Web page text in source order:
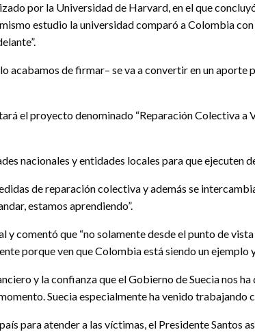
por la Universidad de Harvard, en el que
estudio la universidad comparó a Colombia
acabamos de firmar– se va a convertir en un
el proyecto denominado “Reparación Colectiva
nacionales y entidades locales para que ejecuten
de reparación colectiva y además se
estamos aprendiendo”.
comentó que “no solamente desde el punto de
porque ven que Colombia está siendo un ejemplo
y la confianza que el Gobierno de Suecia nos
Suecia especialmente ha venido trabajando
para atender a las víctimas, el Presidente Santos